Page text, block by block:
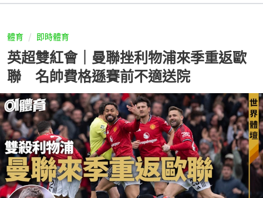
體育 即時體育
英超雙紅會｜曼聯挫利物浦來季重返歐
聯 名帥費格遜賽前不適送院